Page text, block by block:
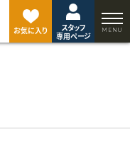
お気に入り
スタッフ
専用ページ